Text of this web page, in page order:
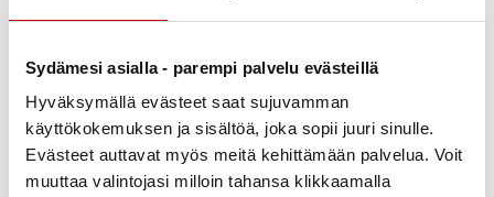
Sydämesi asialla - parempi palvelu evästeillä
Hyväksymällä evästeet saat sujuvamman
käyttökokemuksen ja sisältöä, joka sopii juuri sinulle.
Evästeet auttavat myös meitä kehittämään palvelua. Voit
muuttaa valintojasi milloin tahansa klikkaamalla
Julkaistu 15.9.2025
Jaa Whatsapp
Jaa Facebook
Jaa TwitterJaa Linkedin
Jaa EmailJaa Print
Tukihenkilöt ovat paikalla jo klo 17 vertaiskeskusteluja
varten.